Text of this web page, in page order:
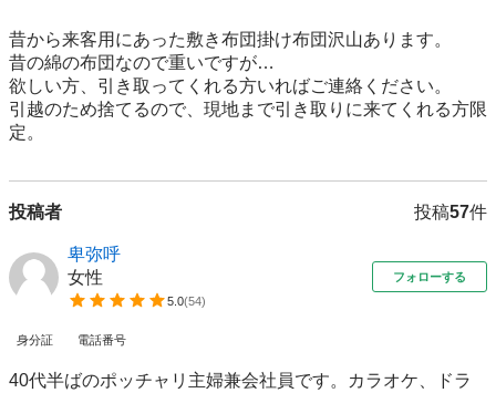
昔から来客用にあった敷き布団掛け布団沢山あります。
昔の綿の布団なので重いですが…
欲しい方、引き取ってくれる方いればご連絡ください。
引越のため捨てるので、現地まで引き取りに来てくれる方限
定。
投稿者 投稿57件
卑弥呼
女性
5.0(54)
フォローする
身分証 電話番号
40代半ばのポッチャリ主婦兼会社員です。カラオケ、ドラ